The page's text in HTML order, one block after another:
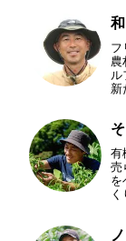
フ
農
新
有
売
を